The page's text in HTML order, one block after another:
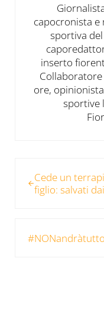
capocronista e
sportiva
inserto
Collaboratore
ore,
sportive
Cede un
figlio: salvati